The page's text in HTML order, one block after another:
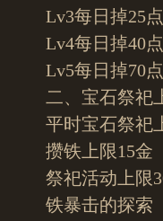
Lv3每日掉25点
Lv4每日掉40点
Lv5每日掉70点
二、宝石祭祀
平时宝石祭祀
攒铁上限15金
祭祀活动上限
铁暴击的探索